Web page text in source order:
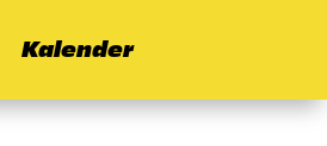
Kalender